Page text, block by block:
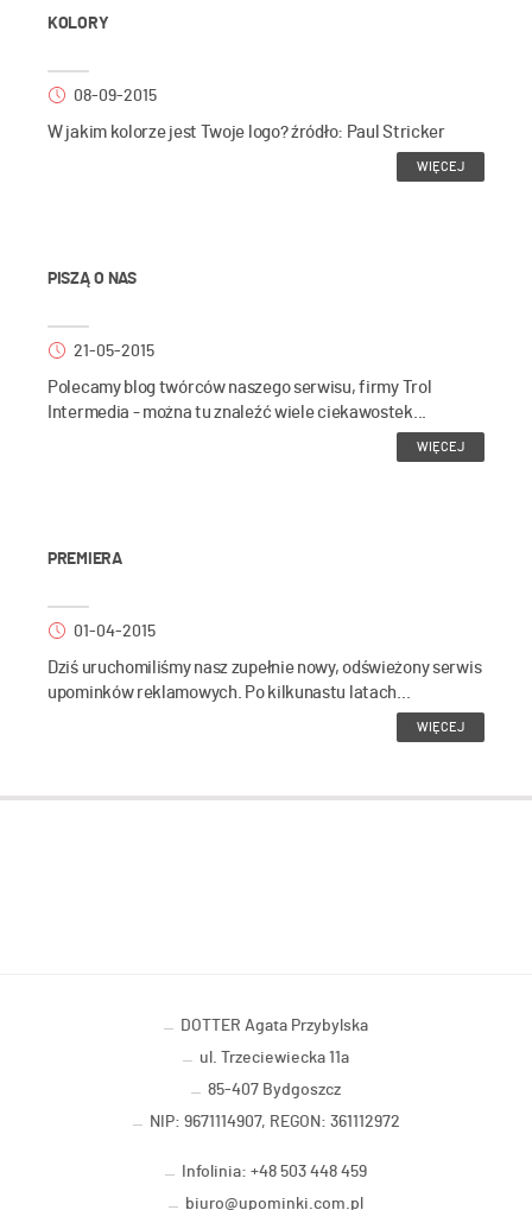
KOLORY
08-09-2015
W jakim kolorze jest Twoje logo? źródło: Paul Stricker
WIĘCEJ
PISZĄ O NAS
21-05-2015
Polecamy blog twórców naszego serwisu, firmy Trol
Intermedia - można tu znaleźć wiele ciekawostek...
WIĘCEJ
PREMIERA
01-04-2015
Dziś uruchomiliśmy nasz zupełnie nowy, odświeżony serwis
upominków reklamowych. Po kilkunastu latach...
WIĘCEJ
DOTTER Agata Przybylska
ul. Trzeciewiecka 11a
85-407 Bydgoszcz
NIP: 9671114907, REGON: 361112972
Infolinia: +48 503 448 459
biuro@upominki.com.pl